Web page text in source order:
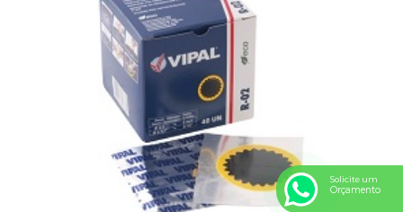
Anel Centralizador Peugeot 4pçs - Branco - Cod 01466
Anel Centralizador Renault 4pçs - Marrom - Cod 01467
Anel Centralizador Toyota 4pçs - Preto - Cod 01335
Anel Centralizador VW 4pçs - Laranja - Cod 00520
Anel de vedação Jumbo OR-224 TG - Cod: 03749
Anel de vedação Jumbo OR-449 Cod: 03752
Anel p/ montagem de pneu s/cam aro 22,5 - Cod 00166
Anel para Montagem do Pneu Sem Câmara Aro 24,5 - Cod 02935
Anel para Vedação OR 25 - Cod 01766
Solicite um
Orçamento